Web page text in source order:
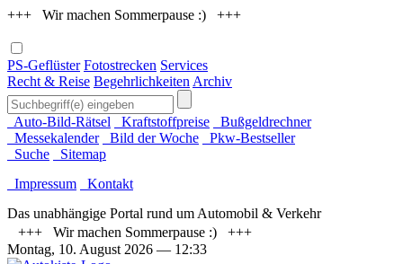
+++ Wir machen Sommerpause :) +++
PS-Geflüster Fotostrecken Services
Recht & Reise Begehrlichkeiten Archiv
Auto-Bild-Rätsel Kraftstoffpreise
Bußgeldrechner
Messekalender
Bild der Woche
Pkw-Bestseller
Suche
Sitemap
Impressum
Kontakt
Das unabhängige Portal rund um Automobil & Verkehr
+++ Wir machen Sommerpause :) +++
Montag, 10. August 2026 — 12:33